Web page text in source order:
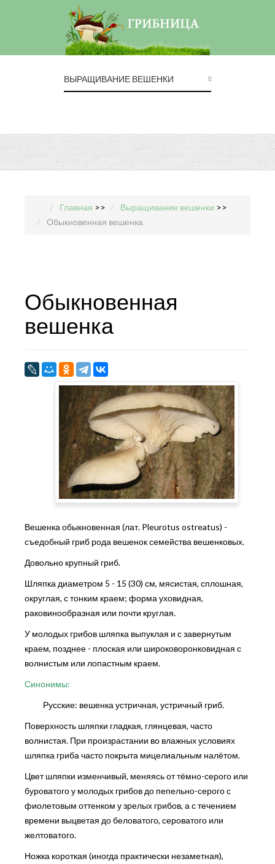
ВЫРАЩИВАНИЕ ВЕШЕНКИ
Главная >> Выращивание вешенки >>
Обыкновенная вешенка
Обыкновенная
вешенка
Вешенка обыкновенная (лат. Pleurotus ostreatus) -
съедобный гриб рода вешенок семейства вешенковых.
Довольно крупный гриб.
Шляпка диаметром 5 - 15 (30) см, мясистая, сплошная,
округлая, с тонким краем; форма уховидная,
раковинообразная или почти круглая.
У молодых грибов шляпка выпуклая и с завернутым
краем, позднее - плоская или широковоронковидная с
волнистым или лопастным краем.
Синонимы:
Русские: вешенка устричная, устричный гриб.
Поверхность шляпки гладкая, глянцевая, часто
волнистая. При произрастании во влажных условиях
шляпка гриба часто покрыта мицелиальным налётом.
Цвет шляпки изменчивый, меняясь от тёмно-серого или
буроватого у молодых грибов до пепельно-серого с
фиолетовым оттенком у зрелых грибов, а с течением
времени выцветая до беловатого, сероватого или
желтоватого.
Ножка короткая (иногда практически незаметная),